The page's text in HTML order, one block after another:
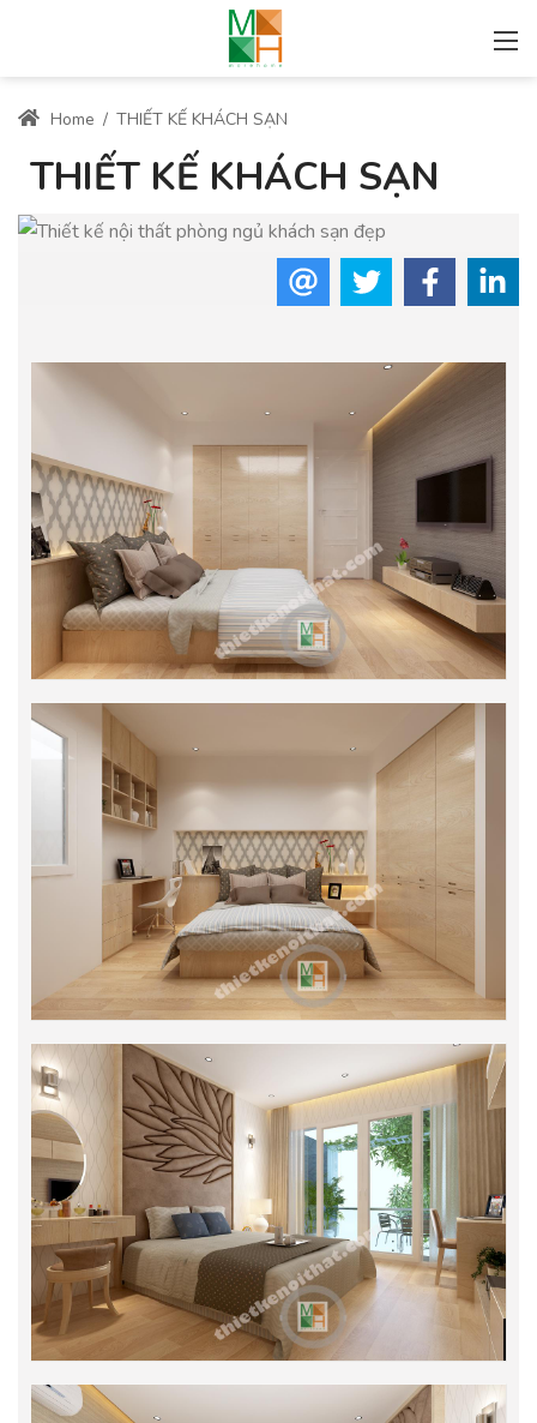
Home / THIẾT KẾ KHÁCH SẠN
THIẾT KẾ KHÁCH SẠN